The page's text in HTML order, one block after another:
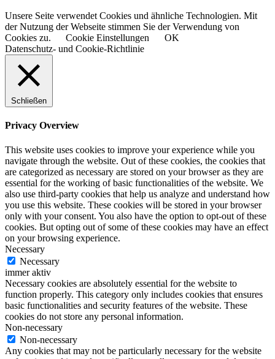
Unsere Seite verwendet Cookies und ähnliche Technologien. Mit
der Nutzung der Webseite stimmen Sie der Verwendung von
Cookies zu.
Cookie Einstellungen
OK
Datenschutz- und Cookie-Richtlinie
Schließen
Privacy Overview
This website uses cookies to improve your experience while you
navigate through the website. Out of these cookies, the cookies that
are categorized as necessary are stored on your browser as they are
essential for the working of basic functionalities of the website. We
also use third-party cookies that help us analyze and understand how
you use this website. These cookies will be stored in your browser
only with your consent. You also have the option to opt-out of these
cookies. But opting out of some of these cookies may have an effect
on your browsing experience.
Necessary
Necessary
immer aktiv
Necessary cookies are absolutely essential for the website to
function properly. This category only includes cookies that ensures
basic functionalities and security features of the website. These
cookies do not store any personal information.
Non-necessary
Non-necessary
Any cookies that may not be particularly necessary for the website